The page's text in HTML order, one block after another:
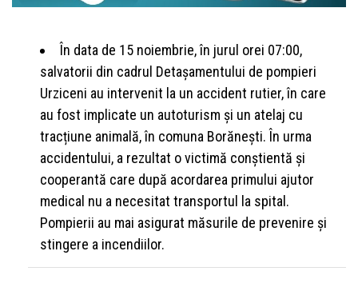
În data de 15 noiembrie, în jurul orei 07:00,
salvatorii din cadrul Detașamentului de pompieri
Urziceni au intervenit la un accident rutier, în care
au fost implicate un autoturism și un atelaj cu
tracțiune animală, în comuna Borănești. În urma
accidentului, a rezultat o victimă conștientă și
cooperantă care după acordarea primului ajutor
medical nu a necesitat transportul la spital.
Pompierii au mai asigurat măsurile de prevenire și
stingere a incendiilor.